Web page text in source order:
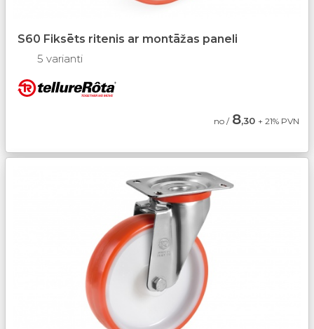
S60 Fiksēts ritenis ar montāžas paneli
5 varianti
no / 8,30 + 21% PVN